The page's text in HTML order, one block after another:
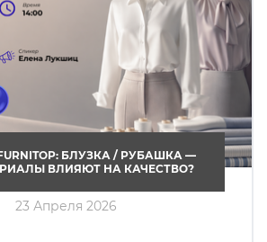
БЛУЗКА / РУБАШКА —
ВЛИЯЮТ НА КАЧЕСТВО?
23 Апреля 2026